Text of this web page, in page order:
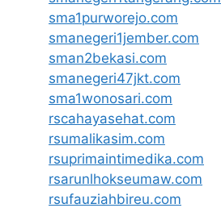
sma1purworejo.com
smanegeri1jember.com
sman2bekasi.com
smanegeri47jkt.com
sma1wonosari.com
rscahayasehat.com
rsumalikasim.com
rsuprimaintimedika.com
rsarunlhokseumaw.com
rsufauziahbireu.com